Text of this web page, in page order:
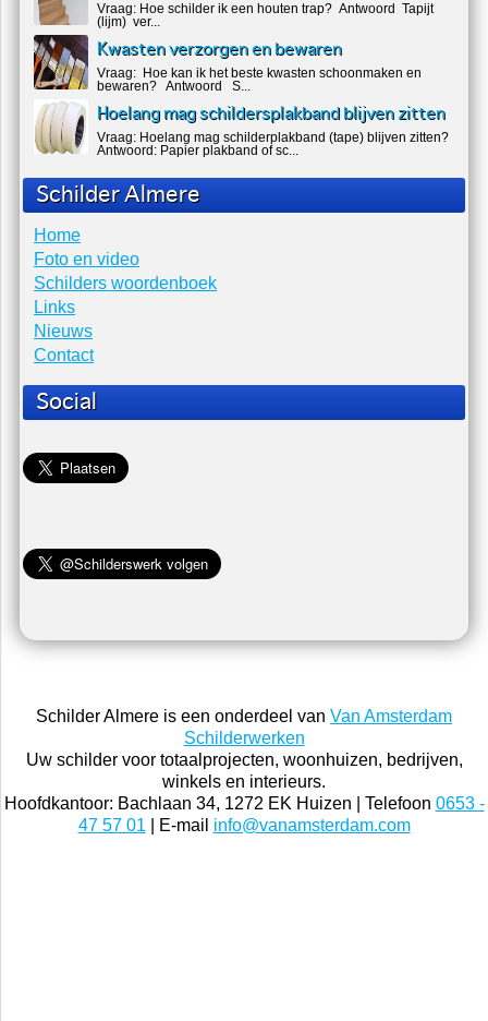
Vraag: Hoe schilder ik een houten trap? Antwoord Tapijt
(lijm) ver...
Kwasten verzorgen en bewaren
Vraag: Hoe kan ik het beste kwasten schoonmaken en
bewaren? Antwoord S...
Hoelang mag schildersplakband blijven zitten
Vraag: Hoelang mag schilderplakband (tape) blijven zitten?
Antwoord: Papier plakband of sc...
Schilder Almere
Home
Foto en video
Schilders woordenboek
Links
Nieuws
Contact
Social
Schilder Almere is een onderdeel van Van Amsterdam
Schilderwerken
Uw schilder voor totaalprojecten, woonhuizen, bedrijven,
winkels en interieurs.
Hoofdkantoor: Bachlaan 34, 1272 EK Huizen | Telefoon 0653 -
47 57 01 | E-mail info@vanamsterdam.com